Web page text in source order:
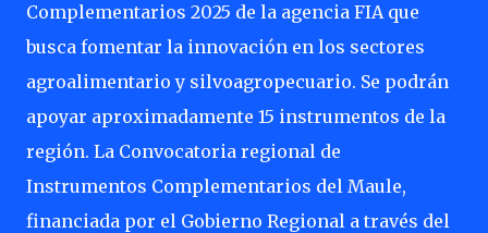
Complementarios 2025 de la agencia FIA que
busca fomentar la innovación en los sectores
agroalimentario y silvoagropecuario. Se podrán
apoyar aproximadamente 15 instrumentos de la
región. La Convocatoria regional de
Instrumentos Complementarios del Maule,
financiada por el Gobierno Regional a través del